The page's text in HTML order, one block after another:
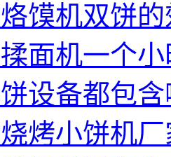
馍机双饼
面机一个
设备都包
烤小饼机